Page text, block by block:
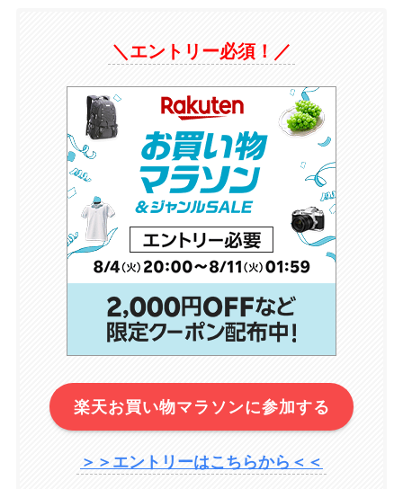
＼エントリー必須！／
楽天お買い物マラソンに参加する
＞＞エントリーはこちらから＜＜